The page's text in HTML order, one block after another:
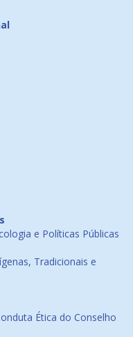
e Políticas Públicas
Tradicionais e
Ética do Conselho